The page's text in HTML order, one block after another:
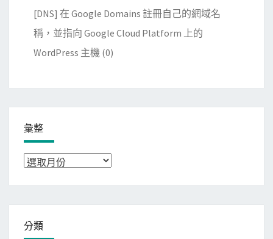
[DNS] 在 Google Domains 註冊自己的網域名
稱，並指向 Google Cloud Platform 上的
WordPress 主機 (0)
彙整
彙
分類